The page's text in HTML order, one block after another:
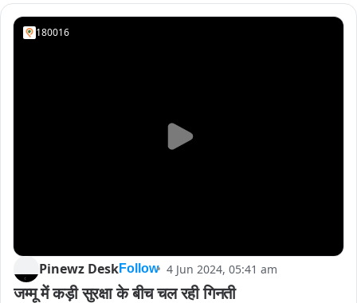
180016
Pinewz DeskFollow 4 Jun 2024, 05:41 am
जम्मू में कड़ी सुरक्षा के बीच चल रही गिनती